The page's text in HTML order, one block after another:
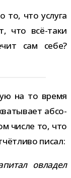
то, что услуга
что всё-​таки
сам себе?
на то время
абсо­
числе то, что
писал:
овла­дел